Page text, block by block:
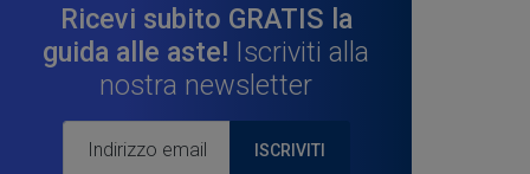
Ricevi subito GRATIS la
guida alle aste! Iscriviti alla
nostra newsletter
ISCRIVITI